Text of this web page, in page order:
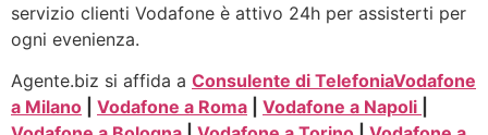
servizio clienti Vodafone è attivo 24h per assisterti per
ogni evenienza.
Agente.biz si affida a Consulente di TelefoniaVodafone
a Milano
Vodafone a Roma Vodafone a Napoli